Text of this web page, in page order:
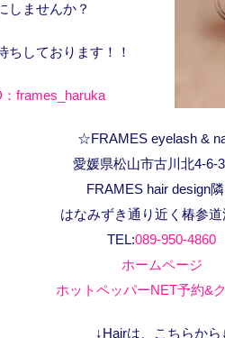
しませんか？
ちしております！！
frames_haruka
☆FRAMES eyelash &
愛媛県松山市古川北4-6-
FRAMES hair design隣
はなみずき通り近く椿参道
TEL:089-950-4860
ホームページ
ホットペッパーNET予約&
↓Hairは、こちらから